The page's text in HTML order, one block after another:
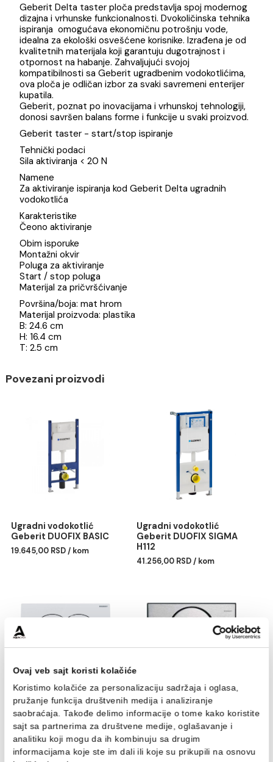
Brend
Taster Geberit DELTA 11 hrom mat -
Geberit Delta taster ploča predstavlja spoj
dizajna i vrhunske funkcionalnosti. Dvokoličinska
ispiranja omogućava ekonomičnu potrošnju vode,
idealna za ekološki osvešćene korisnike. Izrađena je
kvalitetnih materijala koji garantuju dugotrajnost i
otpornost na habanje. Zahvaljujući svojoj
kompatibilnosti sa Geberit ugradbenim vodokotlićima,
ova ploča je odličan izbor za svaki savremeni enterijer
kupatila.
Geberit, poznat po inovacijama i vrhunskoj tehnologiji,
donosi savršen balans forme i funkcije u svaki
Geberit taster - start/stop ispiranje
Tehnički podaci
Sila aktiviranja < 20 N
Namene
Za aktiviranje ispiranja kod Geberit Delta ugradnih
vodokotlića
Karakteristike
Čeono aktiviranje
Obim isporuke
Montažni okvir
Start / stop poluga
Materijal za pričvršćivanje
Materijal proizvoda: plastika
B: 24.6 cm
H: 16.4 cm
T: 2.5 cm
Povezani proizvodi
Ugradni vodokotlić
19.645,00 RSD / kom
Ugradni vodokotlić
41.256,00 RSD / kom